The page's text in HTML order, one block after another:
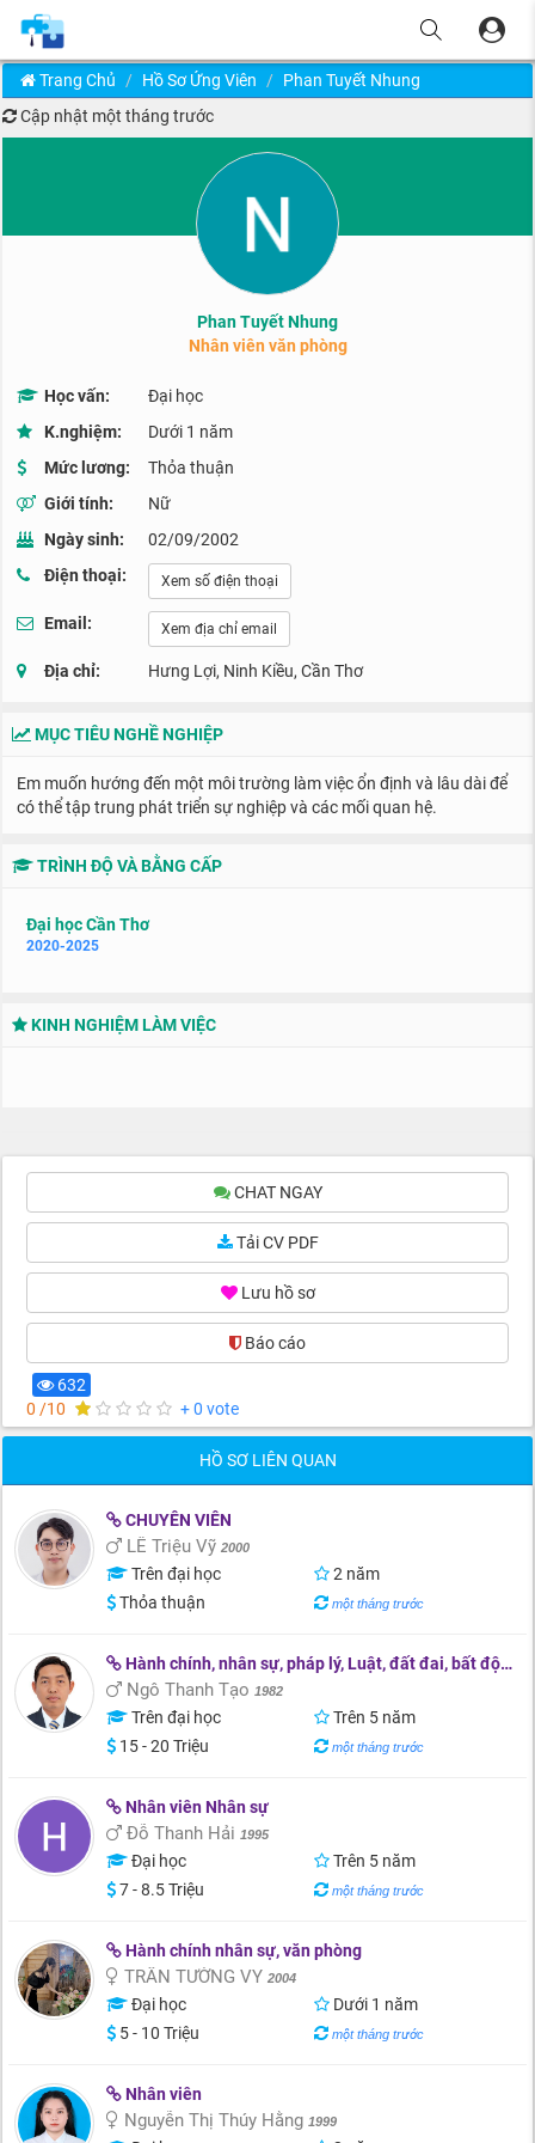
Trang Chủ Hồ Sơ Ứng Viên
Phan Tuyết Nhung
Cập nhật một tháng trước
Phan Tuyết Nhung
Nhân viên văn phòng
Học vấn:
Đại học
K.nghiệm:
Dưới 1 năm
Mức lương:
Thỏa thuận
Giới tính:
Nữ
Ngày sinh:
02/09/2002
Điện thoại:
Xem số điện thoại
Email: Xem địa chỉ email
Địa chỉ: Hưng Lợi, Ninh Kiều, Cần Thơ
MỤC TIÊU NGHỀ NGHIỆP
Em muốn hướng đến một môi trường làm việc ổn định và lâu dài để
có thể tập trung phát triển sự nghiệp và các mối quan hệ.
TRÌNH ĐỘ VÀ BẰNG CẤP
Đại học Cần Thơ
2020-2025
KINH NGHIỆM LÀM VIỆC
CHAT NGAY
Tải CV PDF
Lưu hồ sơ
Báo cáo
632
0 /10
+ 0 vote
HỒ SƠ LIÊN QUAN
CHUYÊN VIÊN
LÊ Triệu Vỹ 2000
Trên đại học
2 năm
Thỏa thuận
một tháng trước
Hành chính, nhân sự, pháp lý, Luật, đất đai, bất động sản
Ngô Thanh Tạo 1982
Trên đại học
Trên 5 năm
15 - 20 Triệu
một tháng trước
Nhân viên Nhân sự
Đỗ Thanh Hải 1995
Đại học
Trên 5 năm
7 - 8.5 Triệu
một tháng trước
Hành chính nhân sự, văn phòng
TRẦN TƯỜNG VY 2004
Đại học
Dưới 1 năm
5 - 10 Triệu
một tháng trước
Nhân viên
Nguyễn Thị Thúy Hằng 1999